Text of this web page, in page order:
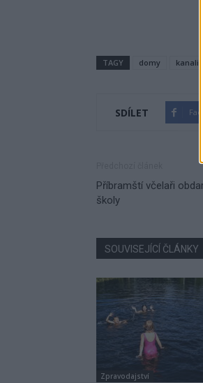
TAGY domy
SDÍLET
Příbramští včelaři
školy
SOUVISEJÍCÍ ČLÁNKY
Zpravodajství